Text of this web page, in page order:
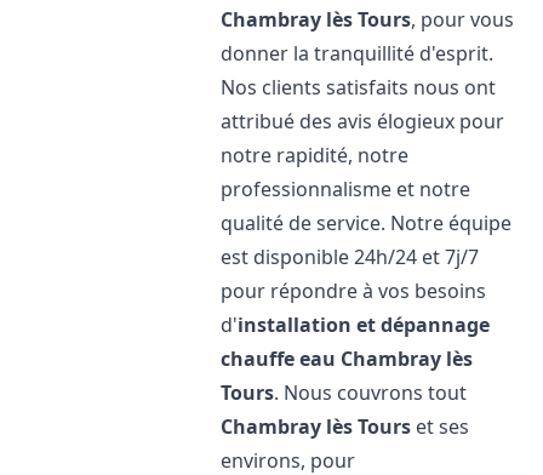
Chambray lès Tours, pour vous
donner la tranquillité d'esprit.
Nos clients satisfaits nous ont
attribué des avis élogieux pour
notre rapidité, notre
professionnalisme et notre
qualité de service. Notre équipe
est disponible 24h/24 et 7j/7
pour répondre à vos besoins
d'installation et dépannage
chauffe eau Chambray lès
Tours. Nous couvrons tout
Chambray lès Tours et ses
environs, pour